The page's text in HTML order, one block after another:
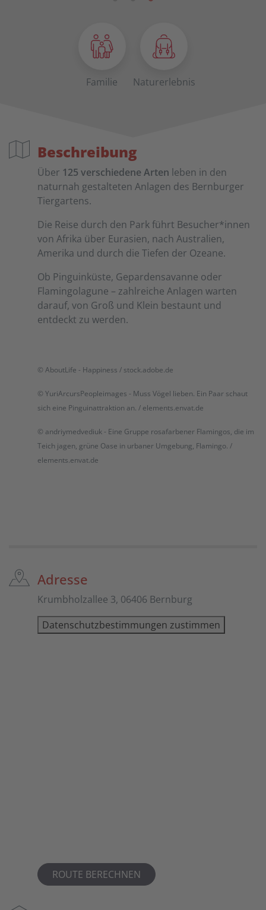
Familie Naturerlebnis
Beschreibung
Über 125 verschiedene Arten leben in den
naturnah gestalteten Anlagen des Bernburger
Tiergartens.
Die Reise durch den Park führt Besucher*innen
von Afrika über Eurasien, nach Australien,
Amerika und durch die Tiefen der Ozeane.
Ob Pinguinküste, Gepardensavanne oder
Flamingolagune – zahlreiche Anlagen warten
darauf, von Groß und Klein bestaunt und
entdeckt zu werden.
© AboutLife - Happiness / stock.adobe.de
© YuriArcursPeopleimages - Muss Vögel lieben. Ein Paar schaut
sich eine Pinguinattraktion an. / elements.envat.de
© andriymedvediuk - Eine Gruppe rosafarbener Flamingos, die im
Teich jagen, grüne Oase in urbaner Umgebung, Flamingo. /
elements.envat.de
Adresse
Krumbholzallee 3, 06406 Bernburg
Datenschutzbestimmungen zustimmen
ROUTE BERECHNEN